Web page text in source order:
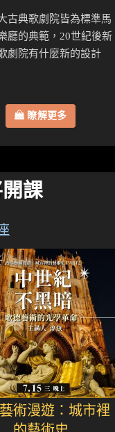
古典歌劇院皆為標準馬
廳的典範，20世紀後新
劇院有什麼新的設計
瞭解更多
課
術漫遊：城市裡